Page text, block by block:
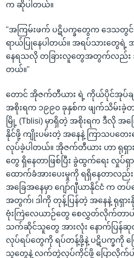
က ဆိုပါတယ်။
"အကြမ်းဖက် ပဋိပက္ခတွေက ဒေသတွင်း င
ရာယ်ပြုနေပါတယ်။ အရပ်သားတွေ
နေရသလို တခြားလူတွေအတွက်လည်း အန္
တယ်။"
တောင် အိုဇက်တီယား ရဲ့ ကိုယ်ပိုင်အုပ်ချု
အစိုးရက ၁၉၉၀ ခုနှစ်က ဖျက်သိမ်း
မြို့ (Tblisi) မှာရှိတဲ့ အစိုးရက ဒီလို အခ
နိုင်ဖို့ ကျိုးပမ်းတဲ့ အနေနဲ့ ကြာသပတေ
လုပ်ခဲ့ပါတယ်။ အိုဇက်တီယား ဟာ ရုရှာ
တွေ ရှိနေတာဖြစ်ပြီး ခွဲထွက်ရေး လှုပ်
ထောက်ခံအားပေးမှုကို ရရှိနေတာလည်း
အခြေအနေမှာ ဂျော်ဂျီယာနိုင်ငံ
အတွက်၊ ဒါကို တုန့်ပြန်တဲ့ အနေနဲ့ ရုရှာ
ဗုံးကြဲလေယာဉ်တွေ စေလွှတ်လိုက်တာပ
သက်ဆိုင်သူတွေ အားလုံး နောက်ပြန်ဆု
လုပ်ရပ်တွေကို ရပ်တန့်ဖို့နဲ့ ပဋိပက္ခကို ဖြေရှ
သူတွေနဲ့ လက်တွဲလုပ်ကိုင်ဖို့ ပြောလိုက်ပ